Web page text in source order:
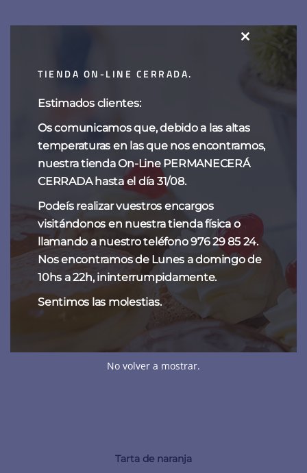
Tarta de naranja
TIENDA ON-LINE CERRADA.
Estimados clientes:
Os comunicamos que, debido a las altas
temperaturas en las que nos encontramos,
nuestra tienda On-Line PERMANECERÁ
CERRADA hasta el día 31/08.
Podeís realizar vuestros encargos
visitándonos en nuestra tienda física o
llamando a nuestro teléfono 976 29 85 24.
Nos encontramos de Lunes a domingo de
10hs a 22h, ininterrumpidamente.
Sentimos las molestias.
No volver a mostrar.